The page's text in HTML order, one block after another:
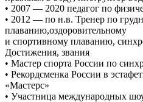
• 2007 — 2020 педагог по
• 2012 — по н.в. Тренер по
плаванию,оздоровительному
и спортивному плаванию,
Достижения, звания
• Мастер спорта России по
• Рекордсменка России в
«Мастерс»
• Участница международных